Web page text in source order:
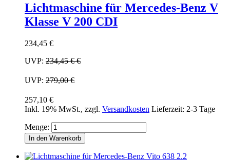
Lichtmaschine für Mercedes-Benz V
Klasse V 200 CDI
234,45 €
UVP: 234,45 €€
UVP: 279,00 €
257,10 €
Inkl. 19% MwSt., zzgl. Versandkosten Lieferzeit: 2-3 Tage
Menge:
In den Warenkorb